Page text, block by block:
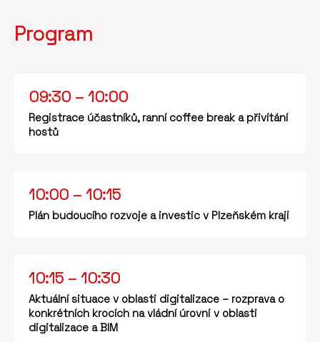
Program
09:30 – 10:00
Registrace účastníků, ranní coffee break a přivítání
hostů
10:00 – 10:15
Plán budoucího rozvoje a investic v Plzeňském kraji
10:15 – 10:30
Aktuální situace v oblasti digitalizace – rozprava o
konkrétních krocích na vládní úrovni v oblasti
digitalizace a BIM